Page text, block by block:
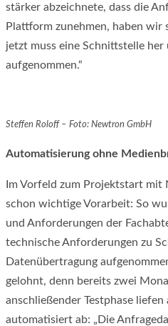
stärker abzeichnete, dass die
Plattform zunehmen, haben wir
jetzt muss eine Schnittstelle
aufgenommen.“
Steffen Roloff – Foto: Newtron GmbH
Automatisierung ohne
Im Vorfeld zum Projektstart mit
schon wichtige Vorarbeit: So
und Anforderungen der
technische Anforderungen zu
Datenübertragung
gelohnt, denn bereits zwei
anschließender Testphase
automatisiert ab: „Die